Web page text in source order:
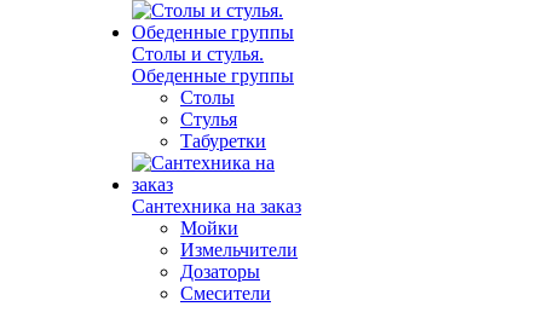
Столы и стулья.
Обеденные группы
Столы
Стулья
Табуретки
Сантехника на заказ
Мойки
Измельчители
Дозаторы
Смесители